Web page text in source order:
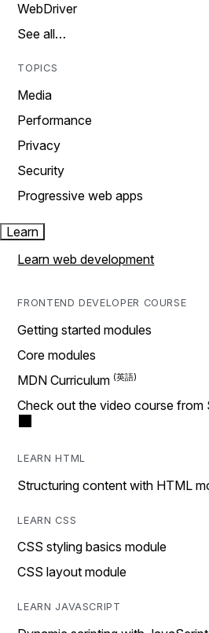
WebDriver
See all…
TOPICS
Media
Performance
Privacy
Security
Progressive web apps
Learn
Learn web development
FRONTEND DEVELOPER COURSE
Getting started modules
Core modules
MDN Curriculum
Check out the video course from
LEARN HTML
Structuring content with HTML
LEARN CSS
CSS styling basics module
CSS layout module
LEARN JAVASCRIPT